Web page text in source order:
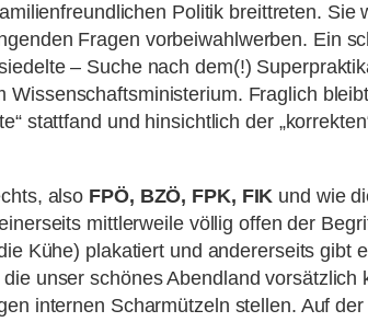
Politik breittreten.
Fragen vorbeiwahlwerben. Ein
– Suche nach dem(!)
Wissenschaftsministerium. Fraglich
stattfand und hinsichtlich der
also FPÖ, BZÖ, FPK, FIK und wie
mittlerweile völlig offen der
Kühe) plakatiert und andererseits gibt
unser schönes Abendland
internen Scharmützeln stellen. Auf